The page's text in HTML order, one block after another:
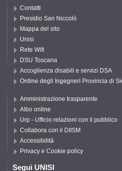
Contatti
Presidio San Niccolò
Mappa del sito
Unisi
Rete Wifi
DSU Toscana
Accoglienza disabili e servizi DSA
Ordine degli Ingegneri Provincia di
Amministrazione trasparente
Albo online
Urp - Ufficio relazioni con il pubblico
Collabora con il DIISM
Accessibilità
Privacy e Cookie policy
Segui UNISI